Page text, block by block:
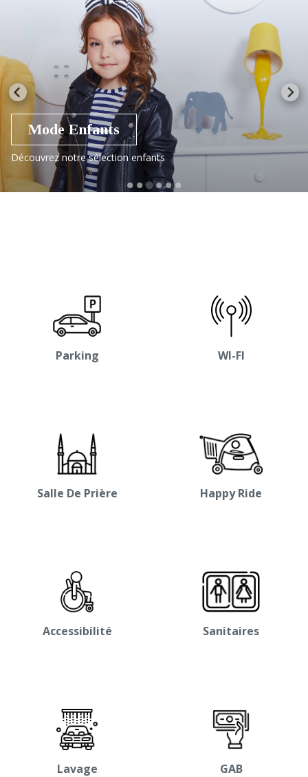
Mode Enfants
Découvrez notre sélection enfants
Parking WI-FI
Salle De Prière Happy Ride
Accessibilité Sanitaires
Lavage GAB